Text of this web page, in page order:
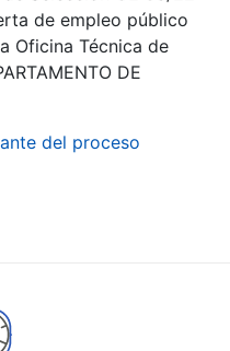
de empleo público
Oficina Técnica de
DE
del proceso